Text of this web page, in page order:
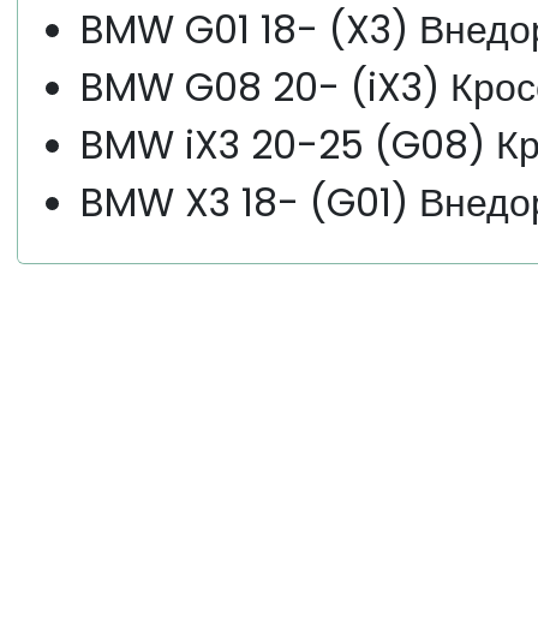
BMW G01 18- (X3)
BMW G08 20- (iX3)
BMW iX3 20-25 (G08)
BMW X3 18- (G01)